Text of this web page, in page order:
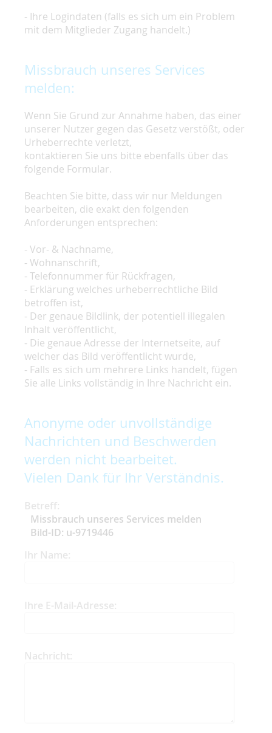
- Ihre Logindaten (falls es sich um ein Problem
mit dem Mitglieder Zugang handelt.)
Missbrauch unseres Services
melden:
Wenn Sie Grund zur Annahme haben, das einer
unserer Nutzer gegen das Gesetz verstößt, oder
Urheberrechte verletzt,
kontaktieren Sie uns bitte ebenfalls über das
folgende Formular.
Beachten Sie bitte, dass wir nur Meldungen
bearbeiten, die exakt den folgenden
Anforderungen entsprechen:
- Vor- & Nachname,
- Wohnanschrift,
- Telefonnummer für Rückfragen,
- Erklärung welches urheberrechtliche Bild
betroffen ist,
- Der genaue Bildlink, der potentiell illegalen
Inhalt veröffentlicht,
- Die genaue Adresse der Internetseite, auf
welcher das Bild veröffentlicht wurde,
- Falls es sich um mehrere Links handelt, fügen
Sie alle Links vollständig in Ihre Nachricht ein.
Anonyme oder unvollständige
Nachrichten und Beschwerden
werden nicht bearbeitet.
Vielen Dank für Ihr Verständnis.
Betreff:
Missbrauch unseres Services melden
Bild-ID: u-9719446
Ihr Name:
Ihre E-Mail-Adresse:
Nachricht: